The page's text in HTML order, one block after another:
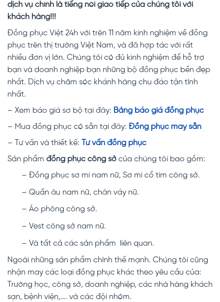
dịch vụ chính là tiếng nói giao tiếp của chúng tôi với
khách hàng!!!
Đồng phục Việt 24h với trên 11 năm kinh nghiệm về đồng
phục trên thị trường Việt Nam, và đã hợp tác với rất
nhiều đơn vị lớn. Chúng tôi có đủ kinh nghiệm để hỗ trợ
bạn và doanh nghiệp bạn những bộ đồng phục bền đẹp
nhất. Dịch vụ chăm sóc khánh hàng chu đáo tận tình
nhất.
– Xem báo giá sơ bộ tại đây: Bảng báo giá đồng phục
– Mua đồng phục có sẵn tại đây: Đồng phục may sẵn
– Tư vấn và thiết kế:
Tư vấn đồng phục
Sản phẩm đồng phục công sở của chúng tôi bao gồm:
– Đồng phục sơ mi nam nữ, Sơ mi cổ tim công sở.
– Quần âu nam nữ, chân váy nữ.
– Áo phông công sở.
– Vest công sở nam nữ.
– Và tất cả các sản phẩm liên quan.
Ngoài những sản phẩm chính thế mạnh. Chúng tôi cũng
nhận may các loại đồng phục khác theo yêu cầu của:
Trường học, công sở, doanh nghiệp, các nhà hàng khách
sạn, bệnh viện,…. và các đội nhóm.